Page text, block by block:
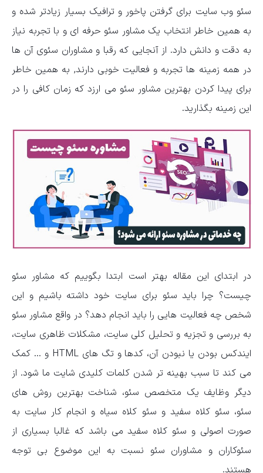
سئو وب سایت برای گرفتن پاخور و ترافیک بسیار زیادتر شده و
به همین خاطر انتخاب یک مشاور سئو حرفه ای و با تجربه نیاز
به دقت و دانش دارد. از آنجایی که رقبا و مشاوران سئوی آن ها
در همه زمینه ها تجربه و فعالیت خوبی دارند, به همین خاطر
برای پیدا کردن بهترین مشاور سئو می ارزد که زمان کافی را در
این زمینه بگذارید.
در ابتدای این مقاله بهتر است ابتدا بگوییم که مشاور سئو
چیست؟ چرا باید سئو برای سایت خود داشته باشیم و این
شخص چه فعالیت هایی را باید انجام دهد؟ در واقع مشاور سئو
به بررسی و تجزیه و تحلیل کلی سایت، مشکلات ظاهری سایت،
ایندکس بودن یا نبودن آن، کدها و تگ های HTML و … کمک
می کند تا سبب بهینه تر شدن کلمات کلیدی شایت ما شود. از
دیگر وظایف یک متخصص سئو، شناخت بهترین روش های
سئو، سئو کلاه سفید و سئو کلاه سیاه و انجام کار سایت به
صورت اصولی و سئو کلاه سفید می باشد که غالبا بسیاری از
سئوکاران و مشاوران سئو نسبت به این موضوع بی توجه
هستند.